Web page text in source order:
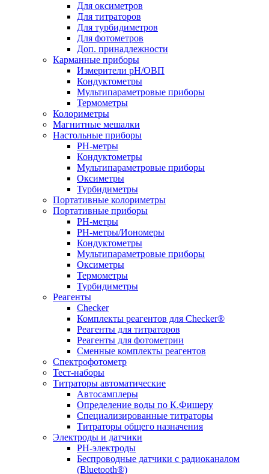
Для оксиметров
Для титраторов
Для турбидиметров
Для фотометров
Доп. принадлежности
Карманные приборы
Измерители pH/ОВП
Кондуктометры
Мультипараметровые приборы
Термометры
Колориметры
Магнитные мешалки
Настольные приборы
PH-метры
Кондуктометры
Мультипараметровые приборы
Оксиметры
Турбидиметры
Портативные колориметры
Портативные приборы
PH-метры
PH-метры/Иономеры
Кондуктометры
Мультипараметровые приборы
Оксиметры
Термометры
Турбидиметры
Реагенты
Checker
Комплекты реагентов для Checker®
Реагенты для титраторов
Реагенты для фотометрии
Сменные комплекты реагентов
Спектрофотометр
Тест-наборы
Титраторы автоматические
Автосамплеры
Определение воды по К.Фишеру
Специализированные титраторы
Титраторы общего назначения
Электроды и датчики
PH-электроды
Беспроводные датчики с радиоканалом
(Bluetooth®)